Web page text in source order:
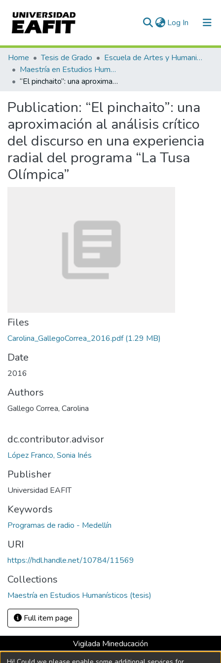
Log In (current)
Communities & Collections
All of DSpace
Home Tesis de Grado
Escuela de Artes y Humanidades
Maestría en Estudios Humanísticos (tesis)
“El pinchaito”: una aproximación al análisis crítico del discurso en una experiencia radial del programa “La Tusa Olímpica”
Publication: “El pinchaito”: una
aproximación al análisis crítico
del discurso en una experiencia
radial del programa “La Tusa
Olímpica”
Files
Carolina_GallegoCorrea_2016.pdf(1.29 MB)
Date
2016
Authors
Gallego Correa, Carolina
dc.contributor.advisor
López Franco, Sonia Inés
Publisher
Universidad EAFIT
Keywords
Programas de radio - Medellín
URI
https://hdl.handle.net/10784/11569
Collections
Maestría en Estudios Humanísticos (tesis)
Full item page
Vigilada Mineducación
Universidad con Acreditación Institucional hasta 2026 -